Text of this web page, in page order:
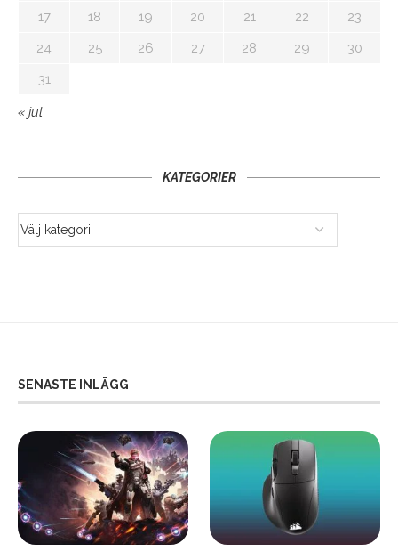
17
18 19 20 21 22
23
24
25 26 27 28 29
30
31
« jul
KATEGORIER
SENASTE INLÄGG